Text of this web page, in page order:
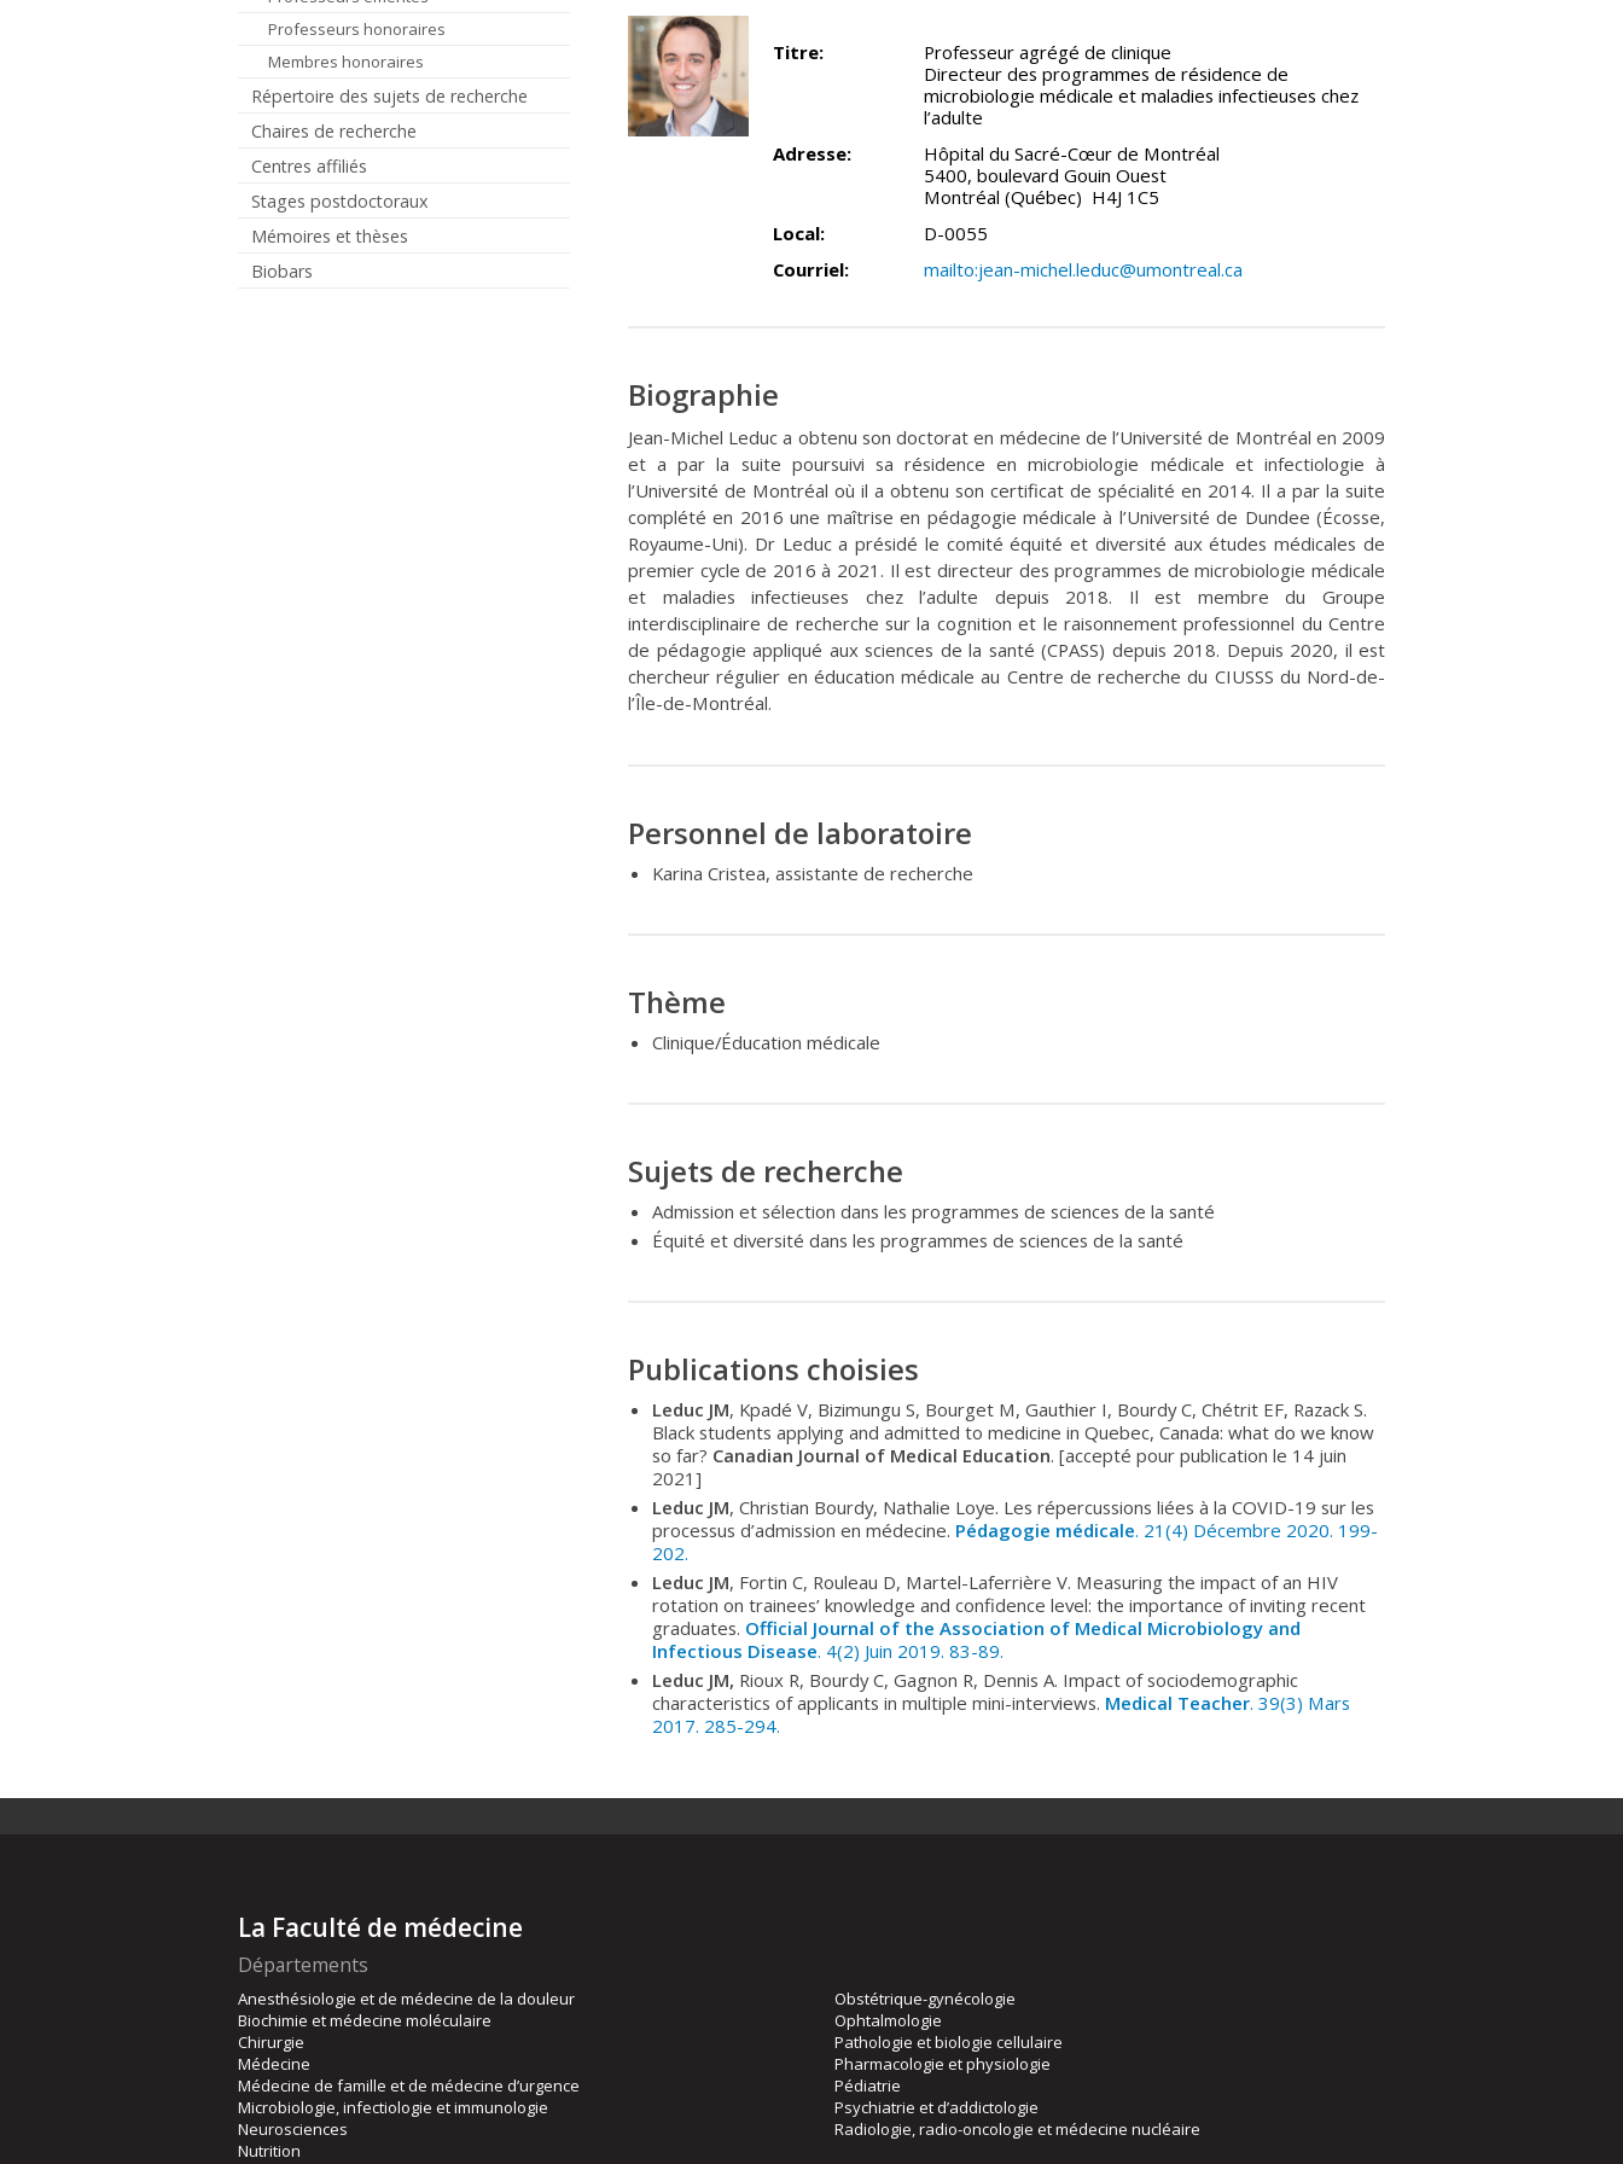
Professeurs honoraires
Membres honoraires
Répertoire des sujets de recherche
Chaires de recherche
Centres affiliés
Stages postdoctoraux
Mémoires et thèses
Biobars
Titre:
Professeur agrégé de clinique
Directeur des programmes de résidence de
microbiologie médicale et maladies infectieuses chez
l’adulte
Adresse:
Hôpital du Sacré-Cœur de Montréal
5400, boulevard Gouin Ouest
Montréal (Québec) H4J 1C5
Local:
D-0055
Courriel:
mailto:jean-michel.leduc@umontreal.ca
Biographie
Jean-Michel Leduc a obtenu son doctorat en médecine de l’Université de Montréal en 2009
et a par la suite poursuivi sa résidence en microbiologie médicale et infectiologie à
l’Université de Montréal où il a obtenu son certificat de spécialité en 2014. Il a par la suite
complété en 2016 une maîtrise en pédagogie médicale à l’Université de Dundee (Écosse,
Royaume-Uni). Dr Leduc a présidé le comité équité et diversité aux études médicales de
premier cycle de 2016 à 2021. Il est directeur des programmes de microbiologie médicale
et maladies infectieuses chez l’adulte depuis 2018. Il est membre du Groupe
interdisciplinaire de recherche sur la cognition et le raisonnement professionnel du Centre
de pédagogie appliqué aux sciences de la santé (CPASS) depuis 2018. Depuis 2020, il est
chercheur régulier en éducation médicale au Centre de recherche du CIUSSS du Nord-de-
l’Île-de-Montréal.
Personnel de laboratoire
Karina Cristea, assistante de recherche
Thème
Clinique/Éducation médicale
Sujets de recherche
Admission et sélection dans les programmes de sciences de la santé
Équité et diversité dans les programmes de sciences de la santé
Publications choisies
Leduc JM, Kpadé V, Bizimungu S, Bourget M, Gauthier I, Bourdy C, Chétrit EF, Razack S.
Black students applying and admitted to medicine in Quebec, Canada: what do we know
so far? Canadian Journal of Medical Education. [accepté pour publication le 14 juin
2021]
Leduc JM, Christian Bourdy, Nathalie Loye. Les répercussions liées à la COVID-19 sur les
processus d’admission en médecine. Pédagogie médicale. 21(4) Décembre 2020. 199-
202.
Leduc JM, Fortin C, Rouleau D, Martel-Laferrière V. Measuring the impact of an HIV
rotation on trainees’ knowledge and confidence level: the importance of inviting recent
graduates. Official Journal of the Association of Medical Microbiology and
Infectious Disease. 4(2) Juin 2019. 83-89.
Leduc JM, Rioux R, Bourdy C, Gagnon R, Dennis A. Impact of sociodemographic
characteristics of applicants in multiple mini-interviews. Medical Teacher. 39(3) Mars
2017. 285-294.
La Faculté de médecine
Départements
Anesthésiologie et de médecine de la douleur
Biochimie et médecine moléculaire
Chirurgie
Médecine
Médecine de famille et de médecine d’urgence
Microbiologie, infectiologie et immunologie
Neurosciences
Nutrition
Obstétrique-gynécologie
Ophtalmologie
Pathologie et biologie cellulaire
Pharmacologie et physiologie
Pédiatrie
Psychiatrie et d’addictologie
Radiologie, radio-oncologie et médecine nucléaire